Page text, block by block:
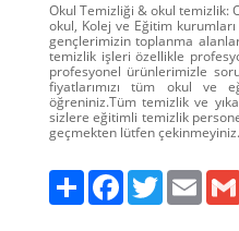
Okul Temizliği & okul temizlik:
okul, Kolej ve Eğitim
gençlerimizin toplanma
temizlik işleri özellikle
profesyonel ürünlerimizle
fiyatlarımızı tüm okul ve
öğreniniz.Tüm temizlik ve
sizlere eğitimli temizlik
geçmekten lütfen
Paylaş FacebookTwitter Email